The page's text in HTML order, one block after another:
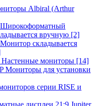
Albiral (Arthur
вручную [2]
складывается
мониторы [14]
Мониторы для установки
серии RISE и
дисплеи 21:9 Jupiter